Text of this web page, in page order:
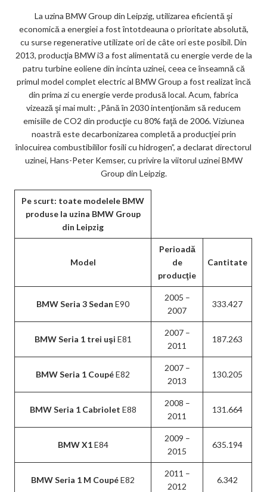
La uzina BMW Group din Leipzig, utilizarea eficientă şi
economică a energiei a fost întotdeauna o prioritate absolută,
cu surse regenerative utilizate ori de câte ori este posibil. Din
2013, producţia BMW i3 a fost alimentată cu energie verde de la
patru turbine eoliene din incinta uzinei, ceea ce înseamnă că
primul model complet electric al BMW Group a fost realizat încă
din prima zi cu energie verde produsă local. Acum, fabrica
vizează şi mai mult: „Până în 2030 intenţionăm să reducem
emisiile de CO2 din producţie cu 80% faţă de 2006. Viziunea
noastră este decarbonizarea completă a producţiei prin
înlocuirea combustibililor fosili cu hidrogen”, a declarat directorul
uzinei, Hans-Peter Kemser, cu privire la viitorul uzinei BMW
Group din Leipzig.
Pe scurt: toate modelele BMW
produse la uzina BMW Group
din Leipzig
Model
Perioadă
de
producţie
Cantitate
BMW Seria 3 Sedan E90
2005 –
2007
333.427
BMW Seria 1 trei uşi E81
2007 –
2011
187.263
BMW Seria 1 CoupéE82
2007 –
2013
130.205
BMW Seria 1 Cabriolet E88
2008 –
2011
131.664
BMW X1E84
2009 –
2015
635.194
BMW Seria 1 M CoupéE82
2011 –
2012
6.342